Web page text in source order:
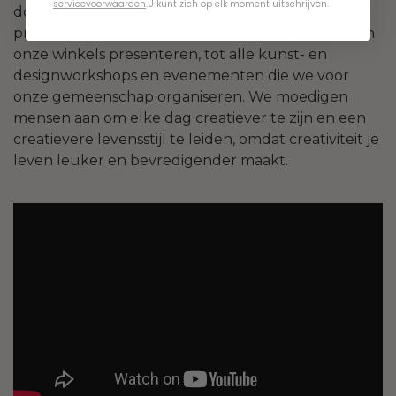
doen, van het ontwerpen van onze eigen
producten en de manier waarop we de artikelen in
onze winkels presenteren, tot alle kunst- en
designworkshops en evenementen die we voor
onze gemeenschap organiseren. We moedigen
mensen aan om elke dag creatiever te zijn en een
creatievere levensstijl te leiden, omdat creativiteit je
leven leuker en bevredigender maakt.
servicevoorwaarden.U kunt zich op elk moment uitschrijven.